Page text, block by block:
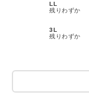
LL
残りわずか
3L
残りわずか